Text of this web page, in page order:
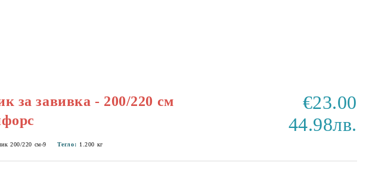
за завивка - 200/220 см
€23.00
44.98лв.
200/220 см-9 Тегло: 1.200 кг